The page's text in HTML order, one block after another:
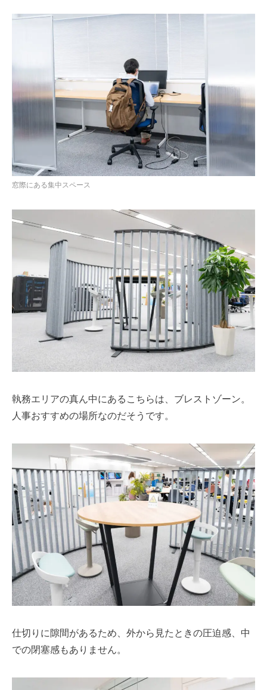
窓際にある集中スペース
執務エリアの真ん中にあるこちらは、ブレストゾーン。
人事おすすめの場所なのだそうです。
仕切りに隙間があるため、外から見たときの圧迫感、中
での閉塞感もありません。